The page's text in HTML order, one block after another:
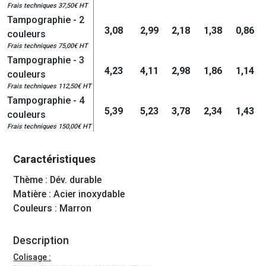
Frais techniques 37,50€ HT
Tampographie - 2
couleurs
Frais techniques 75,00€ HT
3,08 2,99 2,18 1,38 0,86
Tampographie - 3
couleurs
Frais techniques 112,50€ HT
4,23 4,11 2,98 1,86 1,14
Tampographie - 4
couleurs
Frais techniques 150,00€ HT
5,39 5,23 3,78 2,34 1,43
Caractéristiques
Thème : Dév. durable
Matière : Acier inoxydable
Couleurs : Marron
Description
Colisage :